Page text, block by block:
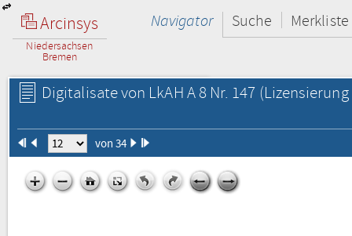
Arcinsys
Niedersachsen
Bremen
Navigator Suche Merkliste
Digitalisate von LkAH A 8 Nr. 147
von 34